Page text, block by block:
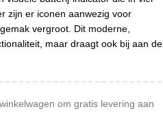
zijn er iconen aanwezig voor
vergroot. Dit moderne,
maar draagt ook bij aan de
om gratis levering aan